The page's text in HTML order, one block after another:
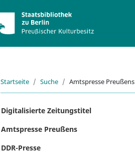
Startseite Suche Amtspresse Preußens
Digitalisierte Zeitungstitel
Amtspresse Preußens
DDR-Presse